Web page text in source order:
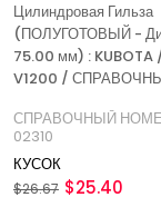
Цилиндровая Гильза
(ПОЛУГОТОВЫЙ -
75.00 мм) :
V1200 / СПРАВОЧНЫЙ
СПРАВОЧНЫЙ
02310
КУСОК
$25.40
$26.67